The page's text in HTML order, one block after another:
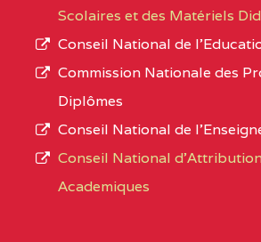
:4740
CENTRE
COLLEGE
DE
CENTRE
COLLEGE
L’offre
d’éducation
de
Scolaires et des Matériels
Conseil National de
Commission Nationale des
Diplômes
Conseil National de
Conseil National
Academiques